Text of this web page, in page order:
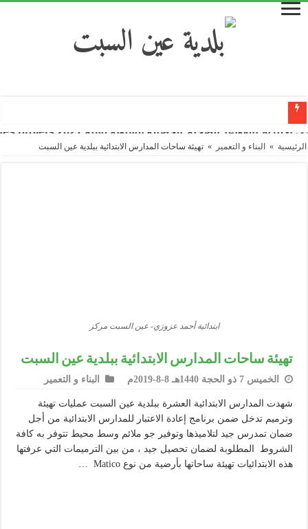
السيّد الوالي يشرف على اعطاء اشارة انطلاق انجاز مشروع التغطية الكلية بشبكة الغاز الطبيعي لفائدة 1700مسكن بالمناطق
والي ولاية سطيف السيد كمال عبلة يشرف على انطلاق مشروع ربط 510 عائلة بشبكة الغاز الطبيعي بمنطقة عين جوهرة
بالقواعد الصحيةالحصيلة السنوية لسنة 2021 Bilan des projets
الرئيسية » البناء و التعمير » تهيئة ساحات المدارس الابتدائية ببلدية عين السبت
ابتدائية أحمد عزوزي- عين السبت مركز
تهيئة ساحات المدارس الابتدائية ببلدية عين السبت
الخميس 7 ذو الحجة 1440هـ 8-8-2019م البناء و التعمير
شهدت المدارس الابتدائية العشرة ببلدية عين السبت عمليات تهيئة
وترميم تدخل ضمن برنامج إعادة الاعتبار للمدارس الابتدائية من أجل
ضمان تمدرس جيد لتلاميذها وتوفير جو ملائم وسط محيط تتوفر به كافة
الشروط المطلوبة لضمان تحصيل جيد ، من بين الترميمات التي عرفتها
هذه الابتدائيات تهيئة ساحاتها بأرضية من نوع Matico …